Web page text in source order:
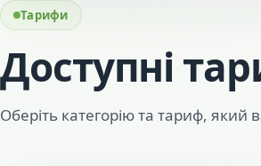
Тарифи
Доступні
Оберіть категорію та тариф, який